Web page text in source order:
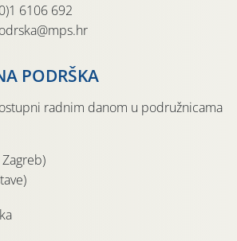
6106 692
PODRŠKA
radnim danom u podružnicama